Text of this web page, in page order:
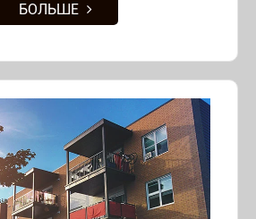
БОЛЬШЕ